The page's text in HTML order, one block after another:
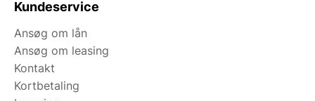
Kundeservice
Ansøg om lån
Ansøg om leasing
Kontakt
Kortbetaling